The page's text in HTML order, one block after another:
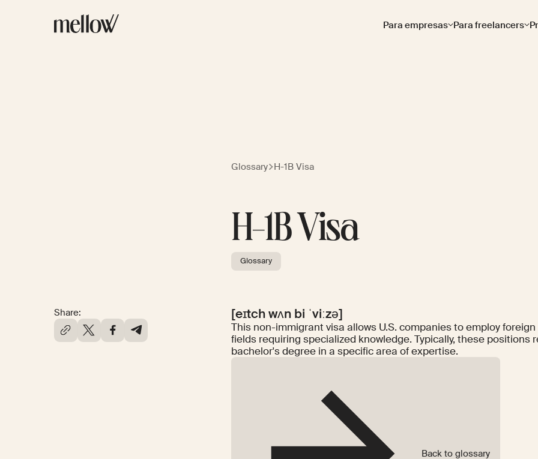
Para empresas Para freelancers
Glossary H-1B Visa
H-1B Visa
Glossary
Share: [eɪtch wʌn bi ˈviːzə]
This non-immigrant visa allows U.S. companies to employ
fields requiring specialized knowledge. Typically, these positions
bachelor's degree in a specific area of expertise.
Back to glossary